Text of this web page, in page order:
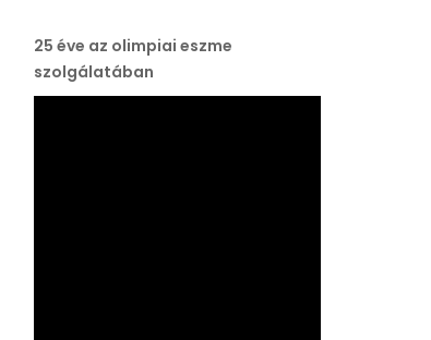
25 éve az olimpiai eszme
szolgálatában